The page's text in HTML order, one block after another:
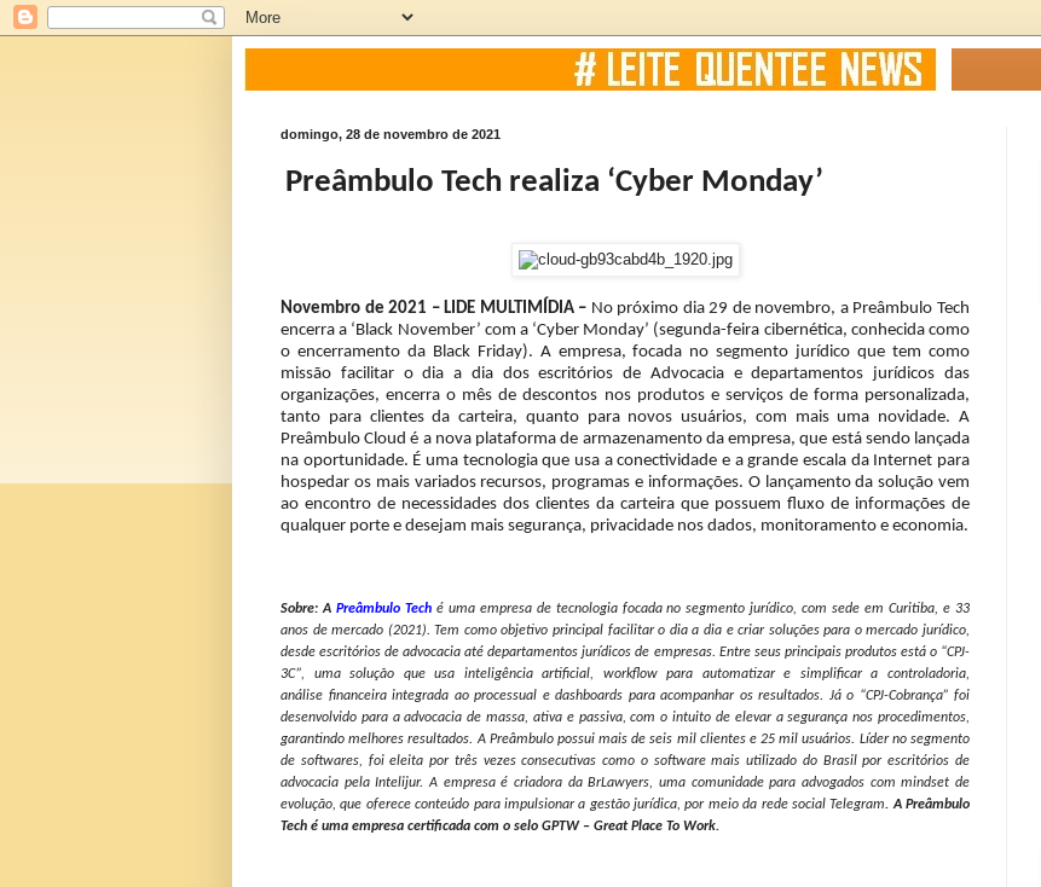
domingo, 28 de novembro de 2021
Preâmbulo Tech realiza ‘Cyber Monday’
Novembro de 2021 – LIDE MULTIMÍDIA – No próximo dia 29 de novembro, a Preâmbulo Tech
encerra a ‘Black November’ com a ‘Cyber Monday’ (segunda-feira cibernética, conhecida como
o encerramento da Black Friday). A empresa, focada no segmento jurídico que tem como
missão facilitar o dia a dia dos escritórios de Advocacia e departamentos jurídicos das
organizações, encerra o mês de descontos nos produtos e serviços de forma personalizada,
tanto para clientes da carteira, quanto para novos usuários, com mais uma novidade. A
Preâmbulo Cloud é a nova plataforma de armazenamento da empresa, que está sendo lançada
na oportunidade. É uma tecnologia que usa a conectividade e a grande escala da Internet para
hospedar os mais variados recursos, programas e informações. O lançamento da solução vem
ao encontro de necessidades dos clientes da carteira que possuem fluxo de informações de
qualquer porte e desejam mais segurança, privacidade nos dados, monitoramento e economia.
Sobre: A Preâmbulo Teché uma empresa de tecnologia focada no segmento jurídico, com sede em Curitiba, e 33
anos de mercado (2021). Tem como objetivo principal facilitar o dia a dia e criar soluções para o mercado jurídico,
desde escritórios de advocacia até departamentos jurídicos de empresas. Entre seus principais produtos está o “CPJ-
3C”, uma solução que usa inteligência artificial, workflow para automatizar e simplificar a controladoria,
análise financeira integrada ao processual e dashboards para acompanhar os resultados. Já o “CPJ-Cobrança” foi
desenvolvido para a advocacia de massa, ativa e passiva, com o intuito de elevar a segurança nos procedimentos,
garantindo melhores resultados. A Preâmbulo possui mais de seis mil clientes e 25 mil usuários. Líder no segmento
de softwares, foi eleita por três vezes consecutivas como o software mais utilizado do Brasil por escritórios de
advocacia pela Intelijur. A empresa é criadora da BrLawyers, uma comunidade para advogados com mindset de
evolução, que oferece conteúdo para impulsionar a gestão jurídica, por meio da rede social Telegram. A Preâmbulo
Tech é uma empresa certificada com o selo GPTW – Great Place To Work.